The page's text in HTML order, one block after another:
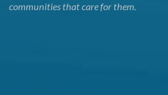
communities that care for them.